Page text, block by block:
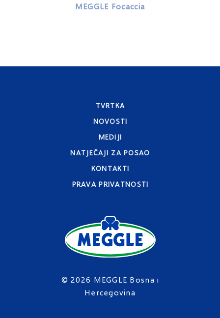
MEGGLE Focaccia
TVRTKA
NOVOSTI
MEDIJI
NATJEČAJI ZA POSAO
KONTAKTI
PRAVA PRIVATNOSTI
© 2026 MEGGLE Bosna i
Hercegovina